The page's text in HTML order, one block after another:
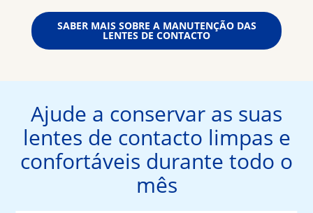
SABER MAIS SOBRE A MANUTENÇÃO DAS
LENTES DE CONTACTO
Ajude a conservar as suas
lentes de contacto limpas e
confortáveis durante todo o
mês